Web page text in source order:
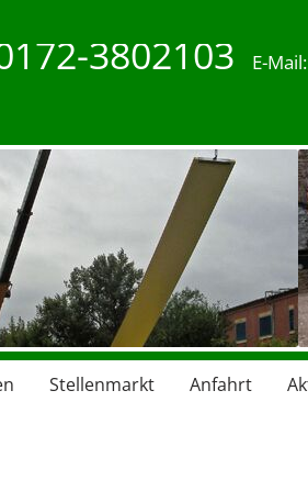
3802103 E-Mail:
Stellenmarkt Anfahrt